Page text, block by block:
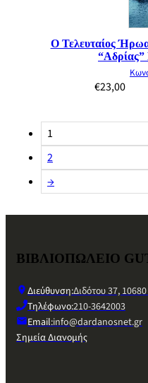
Ο Τελευταίος
€23,00
1
2
→
ΒΙΒΛΙΟΠΩΛΕΙΟ
Διεύθυνση:Διδότου 37,
Τηλέφωνο:210-3642003
Email:info@dardanosnet.gr
Σημεία Διανομής